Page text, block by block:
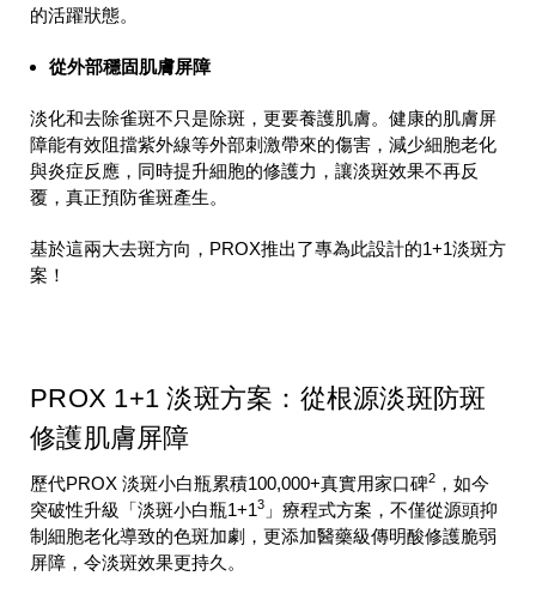
的活躍狀態。
從外部穩固肌膚屏障
淡化和去除雀斑不只是除斑，更要養護肌膚。健康的肌膚屏
障能有效阻擋紫外線等外部刺激帶來的傷害，減少細胞老化
與炎症反應，同時提升細胞的修護力，讓淡斑效果不再反
覆，真正預防雀斑產生。
基於這兩大去斑方向，PROX推出了專為此設計的1+1淡斑方
案！
PROX 1+1 淡斑方案：從根源淡斑防斑
修護肌膚屏障
歷代PROX 淡斑小白瓶累積100,000+真實用家口碑2 ，如今
突破性升級「淡斑小白瓶1+13 」療程式方案，不僅從源頭抑
制細胞老化導致的色斑加劇，更添加醫藥級傳明酸修護脆弱
屏障，令淡斑效果更持久。